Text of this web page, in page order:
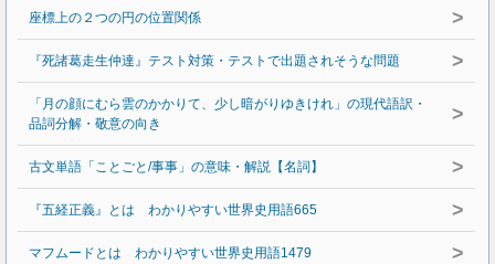
座標上の２つの円の位置関係 >
『死諸葛走生仲達』テスト対策・テストで出題されそうな問題 >
「月の顔にむら雲のかかりて、少し暗がりゆきけれ」の現代語訳・
品詞分解・敬意の向き
>
古文単語「ことごと/事事」の意味・解説【名詞】 >
『五経正義』とは わかりやすい世界史用語665 >
マフムードとは わかりやすい世界史用語1479 >